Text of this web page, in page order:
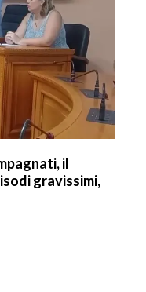
il
gravissimi,